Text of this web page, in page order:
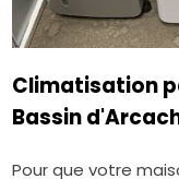
Climatisation
Bassin
Pour que votre